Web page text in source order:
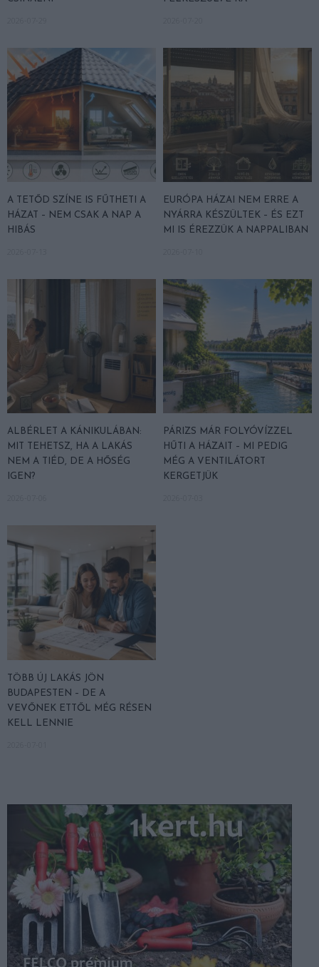
A TETŐD SZÍNE IS FŰTHETI A
HÁZAT – NEM CSAK A NAP A
HIBÁS
EURÓPA HÁZAI NEM ERRE A
NYÁRRA KÉSZÜLTEK – ÉS EZT
MI IS ÉREZZÜK A NAPPALIBAN
ALBÉRLET A KÁNIKULÁBAN:
MIT TEHETSZ, HA A LAKÁS
NEM A TIÉD, DE A HŐSÉG
IGEN?
PÁRIZS MÁR FOLYÓVÍZZEL
HŰTI A HÁZAIT – MI PEDIG
MÉG A VENTILÁTORT
KERGETJÜK
TÖBB ÚJ LAKÁS JÖN
BUDAPESTEN – DE A
VEVŐNEK ETTŐL MÉG RÉSEN
KELL LENNIE